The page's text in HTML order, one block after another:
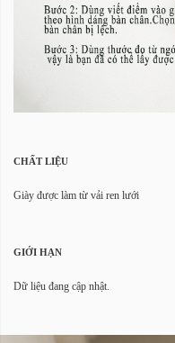
CHẤT LIỆU
Giày được làm từ vải ren lưới
GIỚI HẠN
Dữ liệu đang cập nhật.